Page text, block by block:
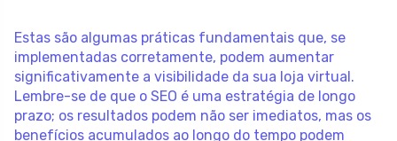
Estas são algumas práticas fundamentais que, se
implementadas corretamente, podem aumentar
significativamente a visibilidade da sua loja virtual.
Lembre-se de que o SEO é uma estratégia de longo
prazo; os resultados podem não ser imediatos, mas os
benefícios acumulados ao longo do tempo podem